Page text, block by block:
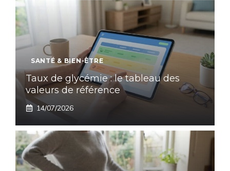
SANTÉ & BIEN-ÊTRE
Taux de glycémie : le tableau des
valeurs de référence
14/07/2026